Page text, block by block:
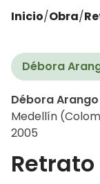
Inicio/Obra/
Débora
Débora Arango
Medellín
2005